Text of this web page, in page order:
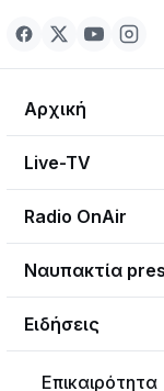
Αρχική
Live-TV
Radio OnAir
Ναυπακτία
Ειδήσεις
Επικαιρότητα